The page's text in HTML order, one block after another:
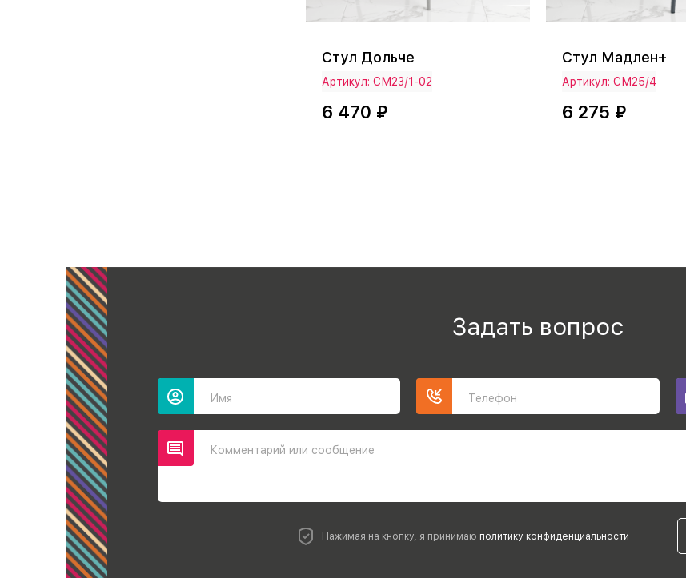
Стул Дольче
Артикул: СМ23/1-02
6 470 ₽
Стул Мадлен+
Артикул: СМ25/4
6 275 ₽
Задать вопрос
Имя Телефон
Комментарий или сообщение
Нажимая на кнопку, я принимаю политику конфиденциальности